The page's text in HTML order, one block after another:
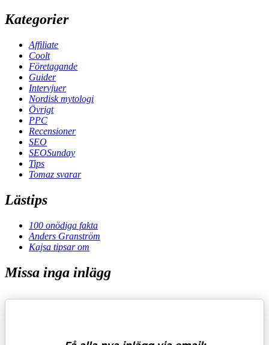
Kategorier
Affiliate
Coolt
Företagande
Guider
Intervjuer
Nordisk mytologi
Övrigt
PPC
Recensioner
SEO
SEOSunday
Tips
Tomaz svarar
Lästips
100 onödiga fakta
Anders Granström
Kajsa tipsar om
Missa inga inlägg